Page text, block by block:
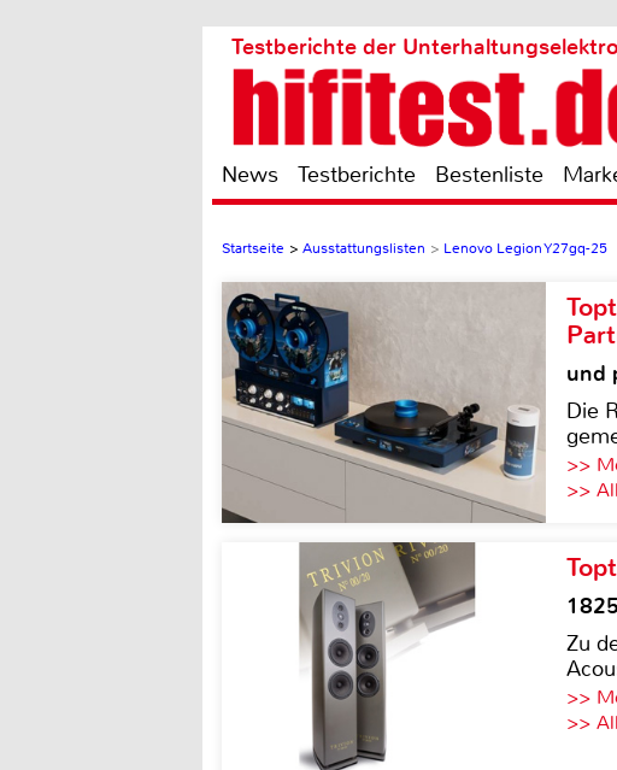
Testberichte der
News Testberichte Bestenliste
Startseite > Ausstattungslisten > Lenovo Legion Y27gq-25
und
Die
>>
>>
Zu
>>
>>